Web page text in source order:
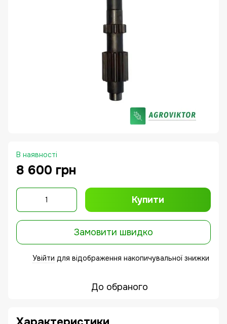
В наявності
8 600 грн
Купити
Замовити швидко
Увійти для відображення накопичувальної знижки
До обраного